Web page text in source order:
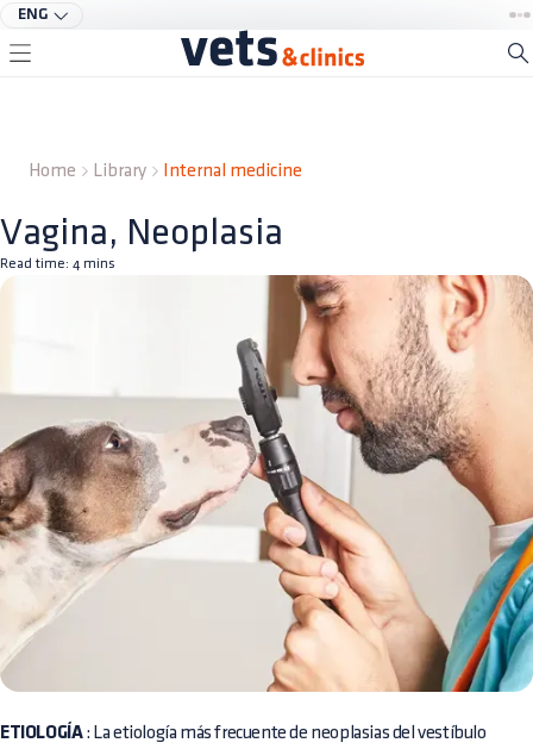
ENG
Home Library Internal medicine
Vagina, Neoplasia
Read time: 4 mins
ETIOLOGÍA: La etiología más frecuente de neoplasias del vestíbulo